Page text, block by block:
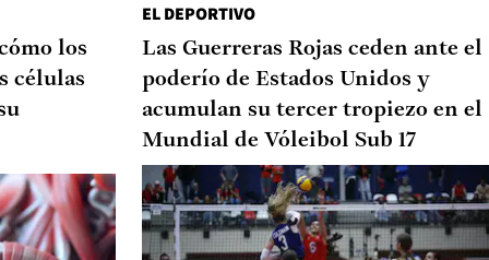
los
células
EL DEPORTIVO
Las Guerreras Rojas ceden ante el
poderío de Estados Unidos y
acumulan su tercer tropiezo en el
Mundial de Vóleibol Sub 17